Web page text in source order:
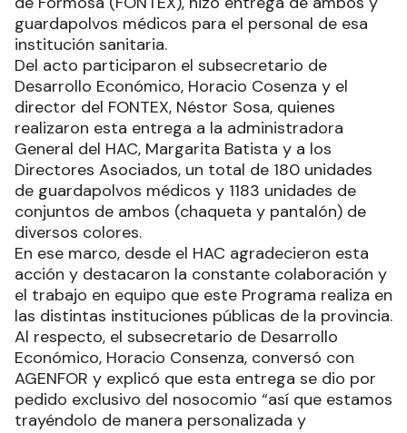
guardapolvos médicos para el personal de esa
institución sanitaria.
Del acto participaron el subsecretario de
Desarrollo Económico, Horacio Cosenza y el
director del FONTEX, Néstor Sosa, quienes
realizaron esta entrega a la administradora
General del HAC, Margarita Batista y a los
Directores Asociados, un total de 180 unidades
de guardapolvos médicos y 1183 unidades de
conjuntos de ambos (chaqueta y pantalón) de
diversos colores.
En ese marco, desde el HAC agradecieron esta
acción y destacaron la constante colaboración y
el trabajo en equipo que este Programa realiza en
las distintas instituciones públicas de la provincia.
Al respecto, el subsecretario de Desarrollo
Económico, Horacio Consenza, conversó con
AGENFOR y explicó que esta entrega se dio por
pedido exclusivo del nosocomio “así que estamos
trayéndolo de manera personalizada y